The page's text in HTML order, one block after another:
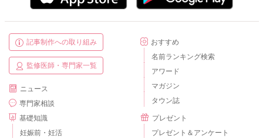
記事制作への取り組み
監修医師・専門家一覧
ニュース
専門家相談
基礎知識
妊娠前・妊活
おすすめ
名前ランキング検索
アワード
マガジン
タウン誌
プレゼント
プレゼント＆アンケート